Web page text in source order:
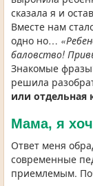
сказала я и
Вместе нам
одно но…
баловство!
Знакомые
решила
или отдельная
Мама, я
Ответ меня
современные
приемлемым.